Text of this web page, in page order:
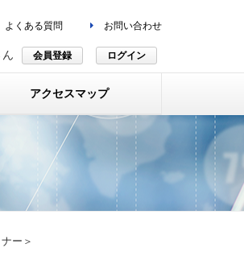
よくある質問 お問い合わせ
会員登録 ログイン
アクセスマップ
ー＞